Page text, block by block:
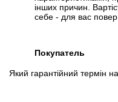
інших причин.
себе - для вас
Покупатель
Який гарантійний термін